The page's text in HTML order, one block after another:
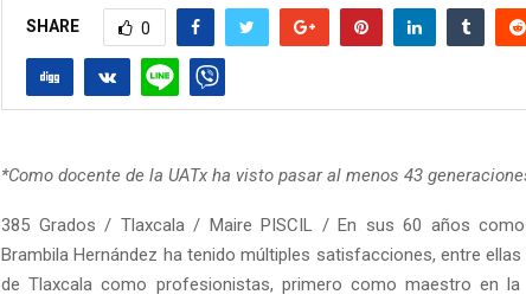
SHARE 0
*Como docente de la UATx ha visto pasar al menos 43
385 Grados / Tlaxcala / Maire PISCIL / En sus 60 años
Brambila Hernández ha tenido múltiples satisfacciones, entre
de Tlaxcala como profesionistas, primero como maestro en la